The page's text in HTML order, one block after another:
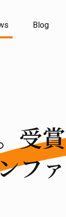
Blog
受賞
ファ